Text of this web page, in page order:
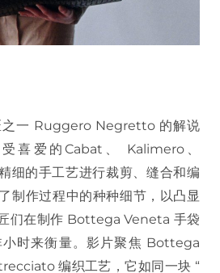
之一 Ruggero Negretto 的解说
喜爱的Cabat、 Kalimero、
细的手工艺进行裁剪、缝合和编
制作过程中的种种细节，以凸显
们在制作 Bottega Veneta 手袋
小时来衡量。影片聚焦 Bottega
编织工艺，它如同一块 “